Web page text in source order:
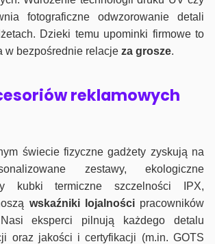
fotograficzne odwzorowanie detali
Dzieki temu upominki firmowe to
w bezpośrednie relacje za grosze.
reklamowych
świecie fizyczne gadżety zyskują na
zestawy, ekologiczne
kubki termiczne szczelności IPX,
wskaźniki lojalnościpracowników
eksperci pilnują każdego detalu
oraz jakości i certyfikacji (m.in. GOTS